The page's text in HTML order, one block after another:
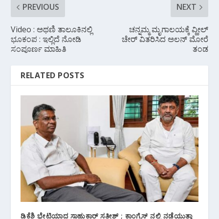
PREVIOUS
Video : ಅಥಣಿ ತಾಲೂಕಿನಲ್ಲಿ
ಭೂಕಂಪ : ಇಲ್ಲಿದೆ ನೋಡಿ
ಸಂಪೂರ್ಣ ಮಾಹಿತಿ
NEXT
ಚನ್ನಮ್ಮ ಮೃಗಾಲಯಕ್ಕೆ ವ್ಹೀಲ್
ಚೇರ್ ವಿತರಿಸಿದ ಅಲನ್ ಮೋರೆ
ತಂಡ
RELATED POSTS
ಡಿಕೆಶಿ ಭೇಟಿಯಾದ ಸಾಹುಕಾರ್ ಸತೀಶ್ ; ಕಾಂಗ್ರೆಸ್ ನಲ್ಲಿ ನಡೆಯುತ್ತಾ